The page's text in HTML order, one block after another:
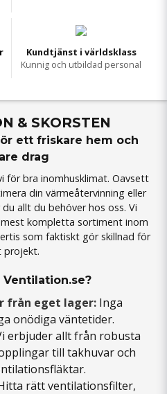
Kundtjänst i världsklass
Kunnig och utbildad personal
& SKORSTEN
ett friskare hem och
drag
för bra inomhusklimat. Oavsett
din värmeåtervinning eller
allt du behöver hos oss. Vi
kompletta sortiment inom
som faktiskt gör skillnad för
projekt.
från eget lager: Inga
onödiga väntetider.
erbjuder allt från robusta
till takhuvaroch
.
rättventilationsfilter,